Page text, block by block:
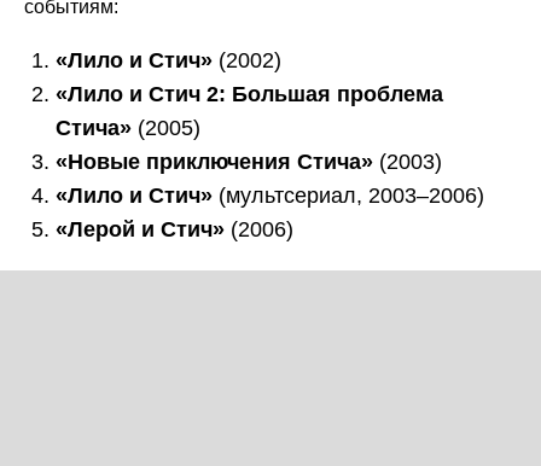
событиям:
«Лило и Стич» (2002)
«Лило и Стич 2: Большая проблема
Стича» (2005)
«Новые приключения Стича» (2003)
«Лило и Стич» (мультсериал, 2003–2006)
«Лерой и Стич» (2006)